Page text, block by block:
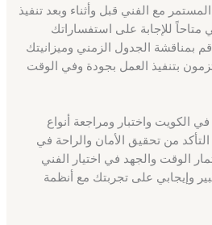
مع الفني قبل وأثناء وبعد تنفيذ
للإجابة على استفساراتك
قم بمناقشة الجدول الزمني وميزانيتك
بتنفيذ العمل بجودة وفي الوقت
الكويت واختبار ومراجعة أنواع
من تحقيق الأمان والراحة في
الوقت والجهد في اختيار الفني
وإيجابي على تجربتك مع أنظمة